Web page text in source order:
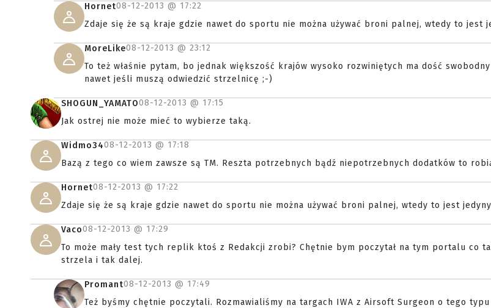
Hornet08-12-2013 @ 17:22
Zdaje się że są kraje gdzie nawet do sportu nie można używać broni palnej, wtedy to jest
MoreLike08-12-2013 @ 23:12
To też właśnie pytam, bo jednak większość krajów wysoko rozwiniętych ma dość
nawet jeśli muszą odwiedzić strzelnicę ;-)
SHOGUN_YAMATO08-12-2013 @ 17:15
Jak ostrej nie może mieć to wybierze taką.
Widmo3408-12-2013 @ 17:18
Bazą z tego co wiem zawsze są TM. Reszta potrzebnych bądź niepotrzebnych dodatków to
Hornet08-12-2013 @ 17:22
Zdaje się że są kraje gdzie nawet do sportu nie można używać broni palnej, wtedy to jest
Vaco08-12-2013 @ 17:29
To może mały test tych replik ktoś z Redakcji zrobi? Chętnie bym poczytał na tym portalu co
strzela i tak dalej.
Promant08-12-2013 @ 17:49
Też byśmy chętnie poczytali. Rozmawialiśmy na targach IWA z Airsoft Surgeon o tego